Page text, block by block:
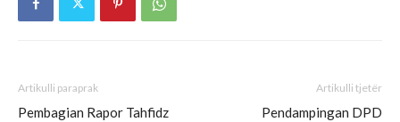
Artikulli paraprak
Pembagian Rapor Tahfidz
Artikulli tjetër
Pendampingan DPD